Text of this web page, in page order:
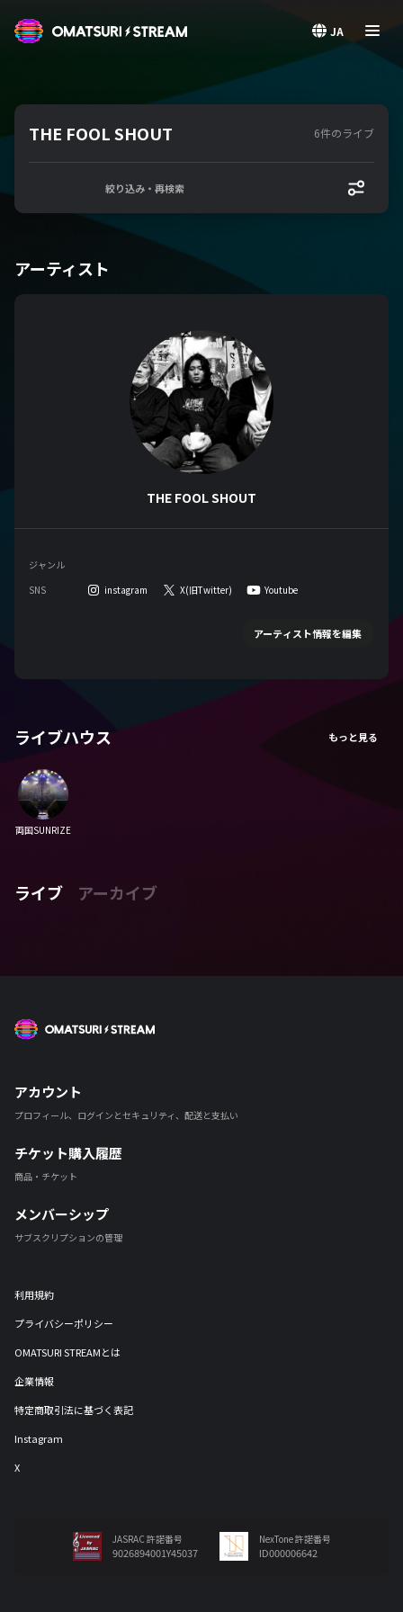
JA
THE FOOL SHOUT 6件のライブ
絞り込み・再検索
アーティスト
THE FOOL SHOUT
ジャンル
SNS
instagram X(旧Twitter) Youtube
アーティスト情報を編集
ライブハウス
両国SUNRIZE
ライブ アーカイブ
アカウント
プロフィール、ログインとセキュリティ、配送と支払い
チケット購入履歴
商品・チケット
メンバーシップ
サブスクリプションの管理
利用規約
プライバシーポリシー
OMATSURI STREAMとは
企業情報
特定商取引法に基づく表記
Instagram
X
JASRAC 許諾番号
9026894001Y45037
NexTone 許諾番号
ID000006642